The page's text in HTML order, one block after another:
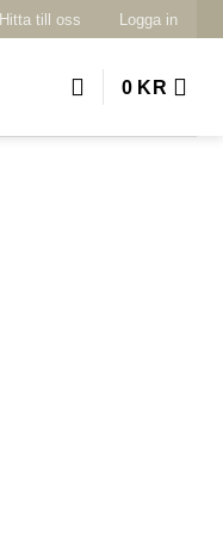
Hitta till oss Logga in
0 KR